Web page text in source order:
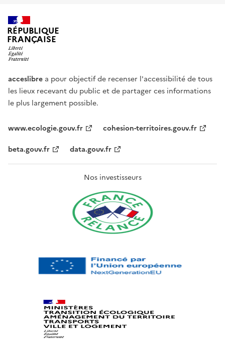
RÉPUBLIQUE
FRANÇAISE
acceslibre a pour objectif de recenser l'accessibilité de tous
les lieux recevant du public et de partager ces informations
le plus largement possible.
www.ecologie.gouv.fr
cohesion-territoires.gouv.fr
beta.gouv.fr
data.gouv.fr
Nos investisseurs